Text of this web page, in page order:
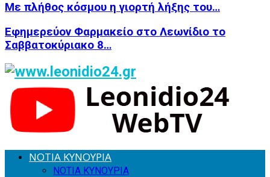
Με πλήθος κόσμου η γιορτή λήξης του…
Εφημερεύον Φαρμακείο στο Λεωνίδιο το
Σαββατοκύριακο 8…
ΝΟΤΙΑ ΚΥΝΟΥΡΙΑ
ΝΟΤΙΑ ΚΥΝΟΥΡΙΑ